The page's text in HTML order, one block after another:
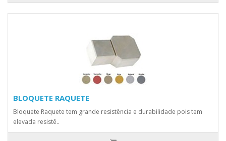
BLOQUETE RAQUETE
Bloquete Raquete tem grande resistência e durabilidade pois tem
elevada resistê..